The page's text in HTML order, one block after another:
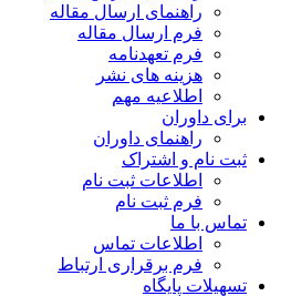
راهنمای ارسال مقاله
فرم ارسال مقاله
فرم تعهدنامه
هزینه های نشر
اطلاعیه مهم
برای داوران
راهنمای داوران
ثبت نام و اشتراک
اطلاعات ثبت نام
فرم ثبت نام
تماس با ما
اطلاعات تماس
فرم برقراری ارتباط
تسهیلات پایگاه